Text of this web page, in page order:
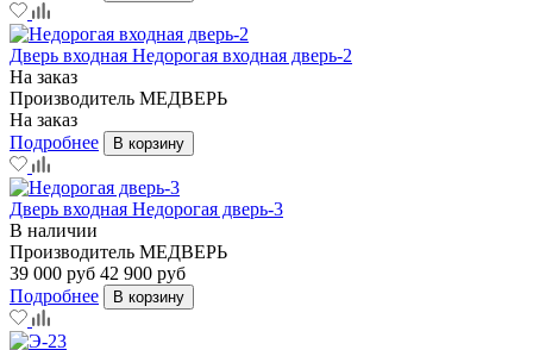
Дверь входная Недорогая входная дверь-2
На заказ
Производитель МЕДВЕРЬ
На заказ
Подробнее
В корзину
Дверь входная Недорогая дверь-3
В наличии
Производитель МЕДВЕРЬ
39 000 руб 42 900 руб
Подробнее
В корзину